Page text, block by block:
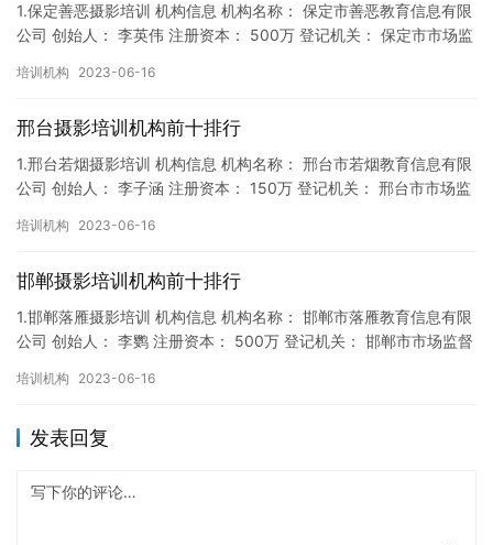
1.保定善恶摄影培训 机构信息 机构名称： 保定市善恶教育信息有限
公司 创始人： 李英伟 注册资本： 500万 登记机关： 保定市市场监
培训机构 2023-06-16
邢台摄影培训机构前十排行
1.邢台若烟摄影培训 机构信息 机构名称： 邢台市若烟教育信息有限
公司 创始人： 李子涵 注册资本： 150万 登记机关： 邢台市市场监
培训机构 2023-06-16
邯郸摄影培训机构前十排行
1.邯郸落雁摄影培训 机构信息 机构名称： 邯郸市落雁教育信息有限
公司 创始人： 李鹦 注册资本： 500万 登记机关： 邯郸市市场监督
培训机构 2023-06-16
发表回复